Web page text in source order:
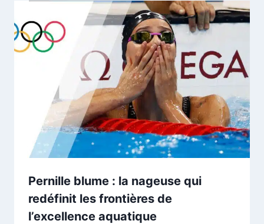
Pernille blume : la nageuse qui
redéfinit les frontières de
l’excellence aquatique